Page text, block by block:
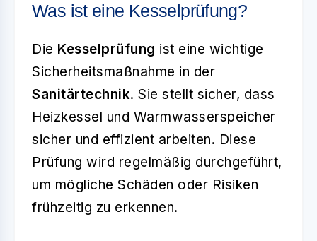
Was ist eine Kesselprüfung?
Die Kesselprüfung ist eine wichtige
Sicherheitsmaßnahme in der
Sanitärtechnik. Sie stellt sicher, dass
Heizkessel und Warmwasserspeicher
sicher und effizient arbeiten. Diese
Prüfung wird regelmäßig durchgeführt,
um mögliche Schäden oder Risiken
frühzeitig zu erkennen.